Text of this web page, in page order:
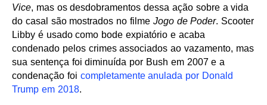
Vice, mas os desdobramentos dessa ação sobre a vida
do casal são mostrados no filme Jogo de Poder. Scooter
Libby é usado como bode expiatório e acaba
condenado pelos crimes associados ao vazamento, mas
sua sentença foi diminuída por Bush em 2007 e a
condenação foi completamente anulada por Donald
Trump em 2018.